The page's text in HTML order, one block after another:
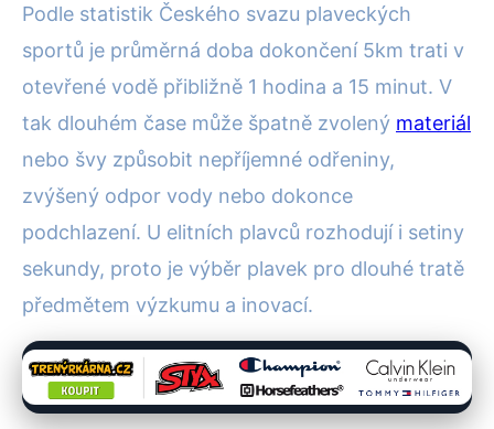
Podle statistik Českého svazu plaveckých
sportů je průměrná doba dokončení 5km trati v
otevřené vodě přibližně 1 hodina a 15 minut. V
tak dlouhém čase může špatně zvolený materiál
nebo švy způsobit nepříjemné odřeniny,
zvýšený odpor vody nebo dokonce
podchlazení. U elitních plavců rozhodují i setiny
sekundy, proto je výběr plavek pro dlouhé tratě
předmětem výzkumu a inovací.